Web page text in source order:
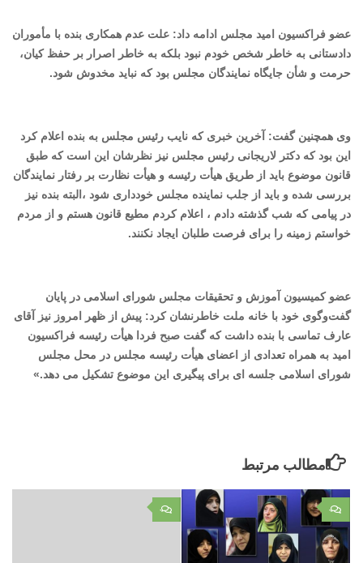
عضو فراکسیون امید مجلس ادامه داد: علت عدم همکاری بنده با مأموران
دادستانی به خاطر شخص خودم نبود بلکه به خاطر اصرار بر حفظ کیان،
حرمت و شأن جایگاه نمایندگان مجلس بود که نباید مخدوش شود.
وی همچنین گفت: آخرین خبری که نایب رئیس مجلس به بنده اعلام کرد
این بود که دکتر لاریجانی رئیس مجلس نیز نظرشان این است که طبق
قانون موضوع باید از طریق هیأت رئیسه و هیأت نظارت بر رفتار نمایندگان
بررسی شده و باید از جلب نماینده مجلس خودداری شود ،البته بنده نیز
در پیامی که شب گذشته دادم ، اعلام کردم مطیع قانون هستم و از مردم
خواستم زمینه را برای فرصت طلبان ایجاد نکنند.
عضو کمیسیون آموزش و تحقیقات مجلس شورای اسلامی در پایان
گفت‌وگوی خود با خانه ملت خاطرنشان کرد: پیش از ظهر امروز نیز آقای
عارف تماسی با بنده داشت که گفت صبح فردا هیأت رئیسه فراکسیون
امید به همراه تعدادی از اعضای هیأت رئیسه مجلس در محل مجلس
شورای اسلامی جلسه ای برای پیگیری این موضوع تشکیل می دهد.»
مطالب مرتبط
۰ ۰